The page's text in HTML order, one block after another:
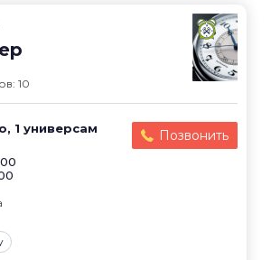
10
1 универсам
Позвонить